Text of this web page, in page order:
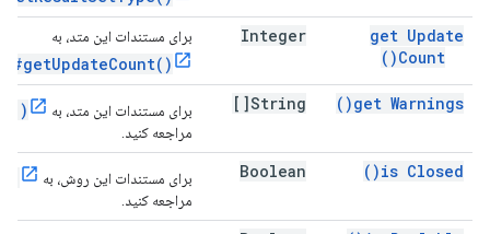
get Update
Count(
)
Integer برای مستندات این متد، به
get Warnings(
)
String[] برای مستندات این متد، به
مراجعه کنید.
is Closed(
)
Boolean برای مستندات این روش، به
مراجعه کنید.